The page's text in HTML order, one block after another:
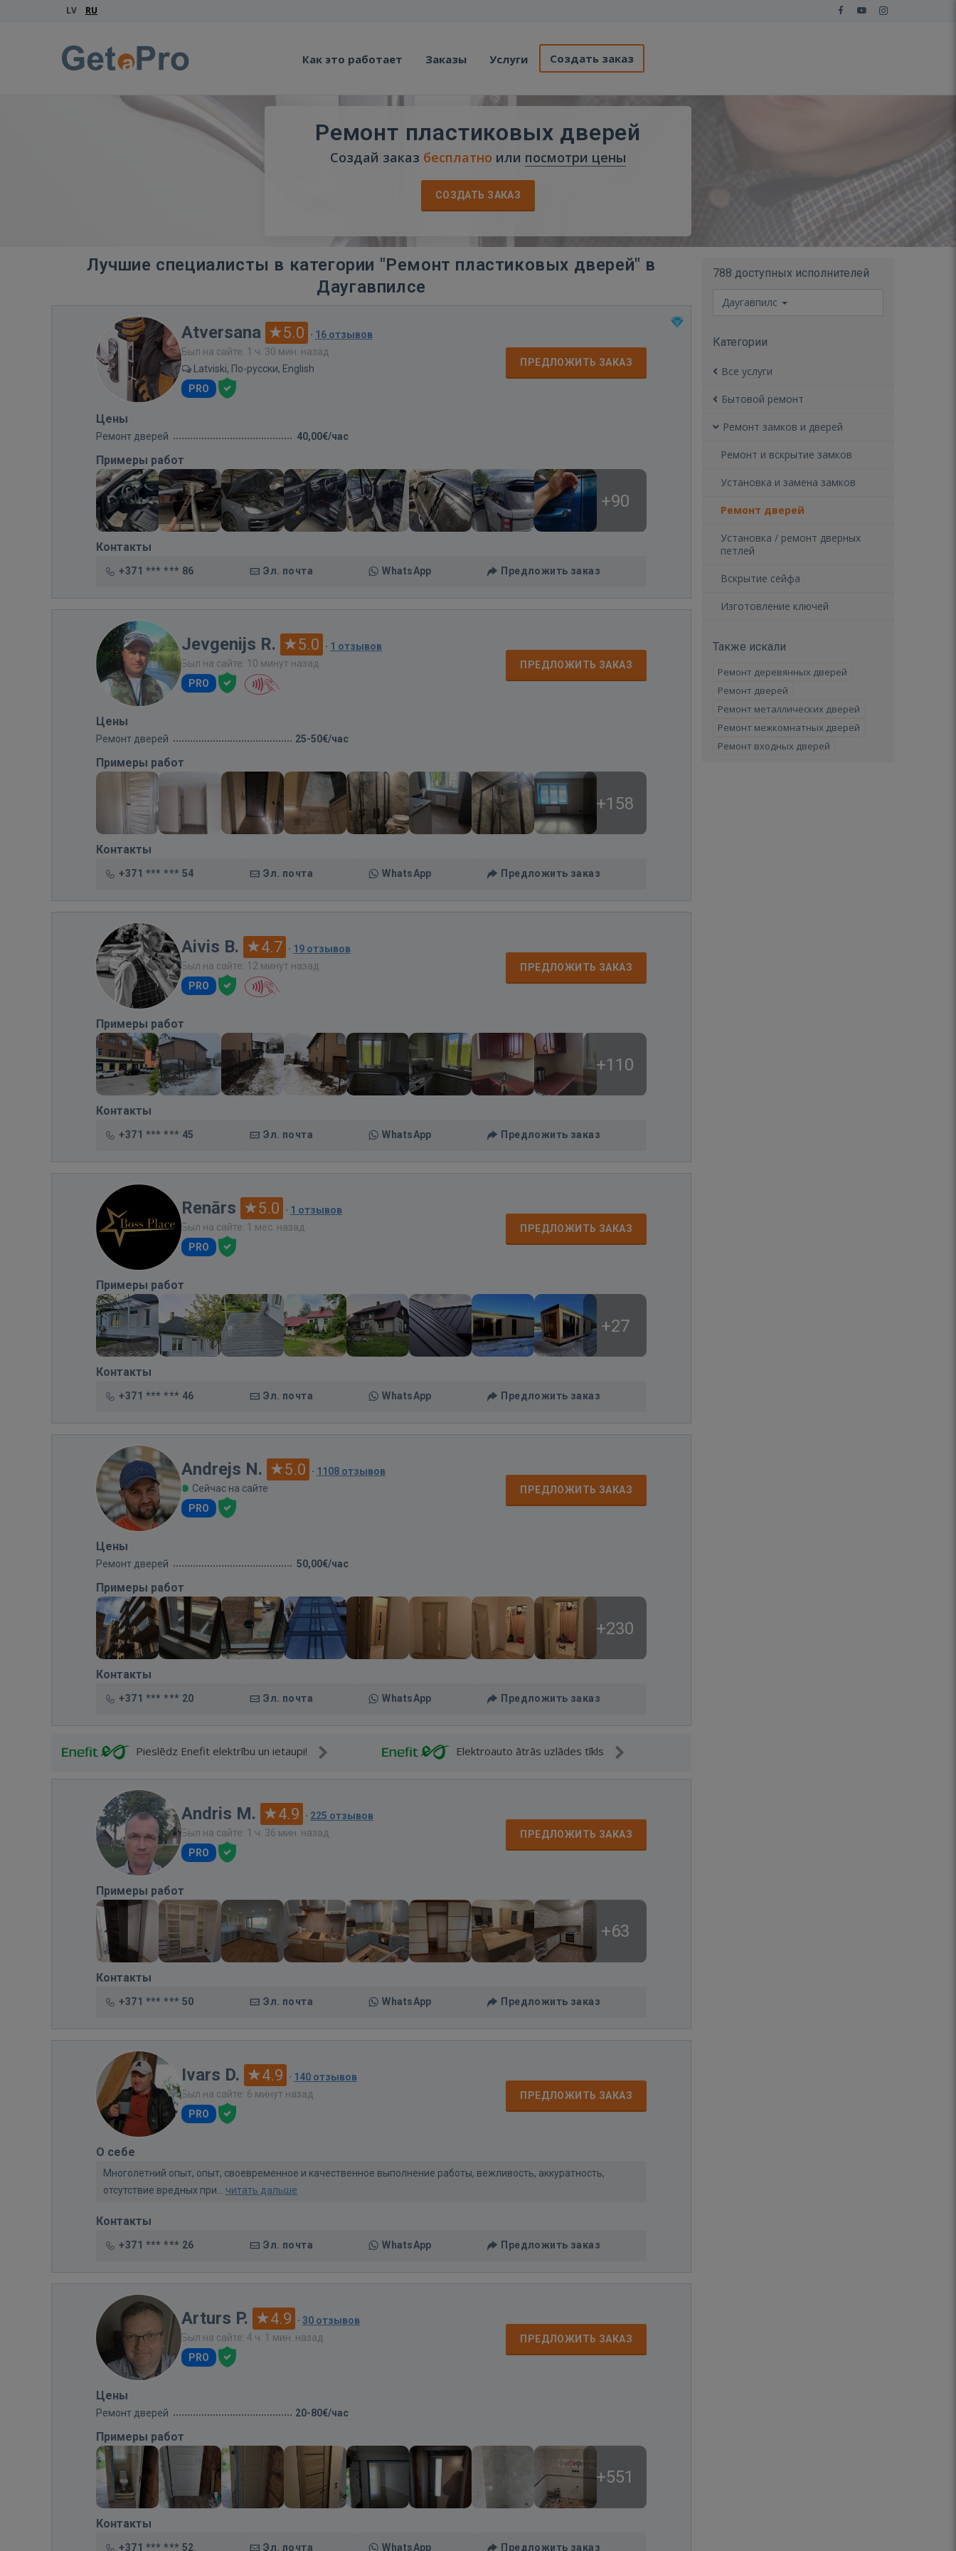
LV RU
Как это работает Заказы Услуги Создать заказ
Ремонт пластиковых дверей
Создай заказ бесплатно или посмотри цены
СОЗДАТЬ ЗАКАЗ
Лучшие специалисты в категории "Ремонт пластиковых дверей" в
Даугавпилсе
Atversana 5.0 · 16 отзывов
Был на сайте: 1 ч. 30 мин. назад
Latviski, По-русски, English
PRO
ПРЕДЛОЖИТЬ ЗАКАЗ
Цены
Ремонт дверей 40,00€/час
Примеры работ
+90
Контакты
+371 *** *** 86 Эл. почта WhatsApp Предложить заказ
Jevgenijs R. 5.0 · 1 отзывов
Был на сайте: 10 минут назад
PRO
ПРЕДЛОЖИТЬ ЗАКАЗ
Цены
Ремонт дверей 25-50€/час
Примеры работ
+158
Контакты
+371 *** *** 54 Эл. почта WhatsApp Предложить заказ
Aivis B. 4.7 · 19 отзывов
Был на сайте: 12 минут назад
PRO
ПРЕДЛОЖИТЬ ЗАКАЗ
Примеры работ
+110
Контакты
+371 *** *** 45 Эл. почта WhatsApp Предложить заказ
Renārs 5.0 · 1 отзывов
Был на сайте: 1 мес. назад
PRO
ПРЕДЛОЖИТЬ ЗАКАЗ
Примеры работ
+27
Контакты
+371 *** *** 46 Эл. почта WhatsApp Предложить заказ
Andrejs N. 5.0 · 1108 отзывов
Сейчас на сайте
PRO
ПРЕДЛОЖИТЬ ЗАКАЗ
Цены
Ремонт дверей 50,00€/час
Примеры работ
+230
Контакты
+371 *** *** 20 Эл. почта WhatsApp Предложить заказ
Pieslēdz Enefit elektrību un ietaupi! Elektroauto ātrās uzlādes tīkls
Andris M. 4.9 · 225 отзывов
Был на сайте: 1 ч. 36 мин. назад
PRO
ПРЕДЛОЖИТЬ ЗАКАЗ
Примеры работ
+63
Контакты
+371 *** *** 50 Эл. почта WhatsApp Предложить заказ
Ivars D. 4.9 · 140 отзывов
Был на сайте: 6 минут назад
PRO
ПРЕДЛОЖИТЬ ЗАКАЗ
О себе
Многолетний опыт, опыт, своевременное и качественное выполнение работы, вежливость, аккуратность,
отсутствие вредных при... читать дальше
Контакты
+371 *** *** 26 Эл. почта WhatsApp Предложить заказ
Arturs P. 4.9 · 30 отзывов
Был на сайте: 4 ч. 1 мин. назад
PRO
ПРЕДЛОЖИТЬ ЗАКАЗ
Цены
Ремонт дверей 20-80€/час
Примеры работ
+551
Контакты
+371 *** *** 52 Эл. почта WhatsApp Предложить заказ
788 доступных исполнителей
Даугавпилс
Категории
Все услуги
Бытовой ремонт
Ремонт замков и дверей
Ремонт и вскрытие замков
Установка и замена замков
Ремонт дверей
Установка / ремонт дверных
петлей
Вскрытие сейфа
Изготовление ключей
Также искали
Ремонт деревянных дверей
Ремонт дверей
Ремонт металлических дверей
Ремонт межкомнатных дверей
Ремонт входных дверей